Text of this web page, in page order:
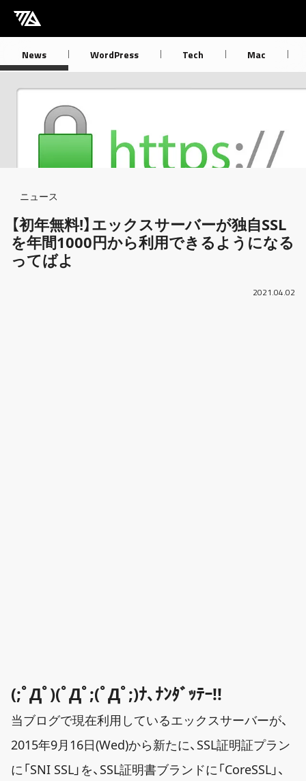
[M] mbdb [モバデビ]
News WordPress Tech Mac
Breadcrumb
ニュース
【初年無料!】エックスサーバーが独自SSL
を年間1000円から利用できるようになる
ってばよ
2021.04.02
(;ﾟДﾟ)(ﾟДﾟ;(ﾟДﾟ;)ﾅ､ﾅﾝﾀﾞｯﾃｰ!!
当ブログで現在利用しているエックスサーバーが、
2015年9月16日(Wed)から新たに、SSL証明証プラン
に「SNI SSL」を、SSL証明書ブランドに「CoreSSL」、